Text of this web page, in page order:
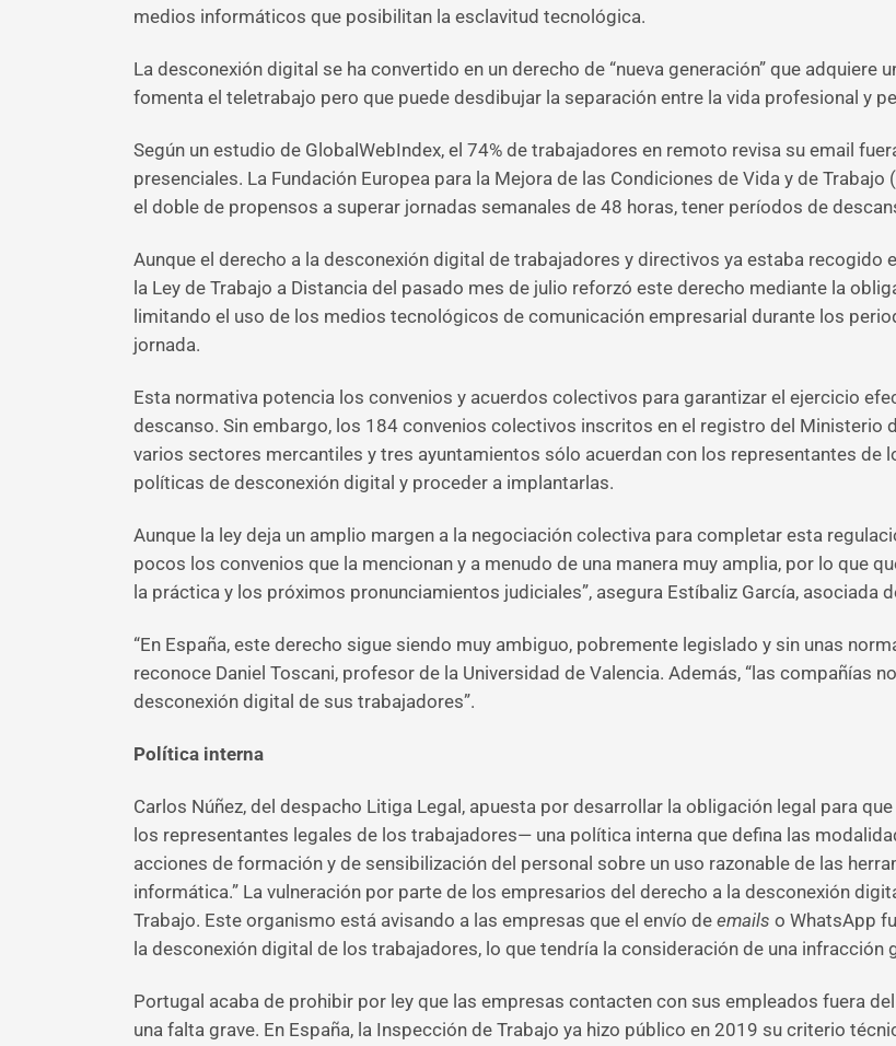
medios informáticos que posibilitan la esclavitud tecnológica.
La desconexión digital se ha convertido en un derecho de “nueva generación” que adquiere
fomenta el teletrabajo pero que puede desdibujar la separación entre la vida profesional y
Según un estudio de GlobalWebIndex, el 74% de trabajadores en remoto revisa su email
presenciales. La Fundación Europea para la Mejora de las Condiciones de Vida y de
el doble de propensos a superar jornadas semanales de 48 horas, tener períodos de
Aunque el derecho a la desconexión digital de trabajadores y directivos ya estaba recogido
la Ley de Trabajo a Distancia del pasado mes de julio reforzó este derecho mediante la
limitando el uso de los medios tecnológicos de comunicación empresarial durante los
jornada.
Esta normativa potencia los convenios y acuerdos colectivos para garantizar el ejercicio
descanso. Sin embargo, los 184 convenios colectivos inscritos en el registro del Ministerio
varios sectores mercantiles y tres ayuntamientos sólo acuerdan con los representantes de
políticas de desconexión digital y proceder a implantarlas.
Aunque la ley deja un amplio margen a la negociación colectiva para completar esta
pocos los convenios que la mencionan y a menudo de una manera muy amplia, por lo que
la práctica y los próximos pronunciamientos judiciales”, asegura Estíbaliz García, asociada
“En España, este derecho sigue siendo muy ambiguo, pobremente legislado y sin unas
reconoce Daniel Toscani, profesor de la Universidad de Valencia. Además, “las compañías
desconexión digital de sus trabajadores”.
Política interna
Carlos Núñez, del despacho Litiga Legal, apuesta por desarrollar la obligación legal para
los representantes legales de los trabajadores— una política interna que defina las
acciones de formación y de sensibilización del personal sobre un uso razonable de las
informática.” La vulneración por parte de los empresarios del derecho a la desconexión
Trabajo. Este organismo está avisando a las empresas que el envío de emails o WhatsApp
la desconexión digital de los trabajadores, lo que tendría la consideración de una infracción
Portugal acaba de prohibir por ley que las empresas contacten con sus empleados fuera
una falta grave. En España, la Inspección de Trabajo ya hizo público en 2019 su criterio